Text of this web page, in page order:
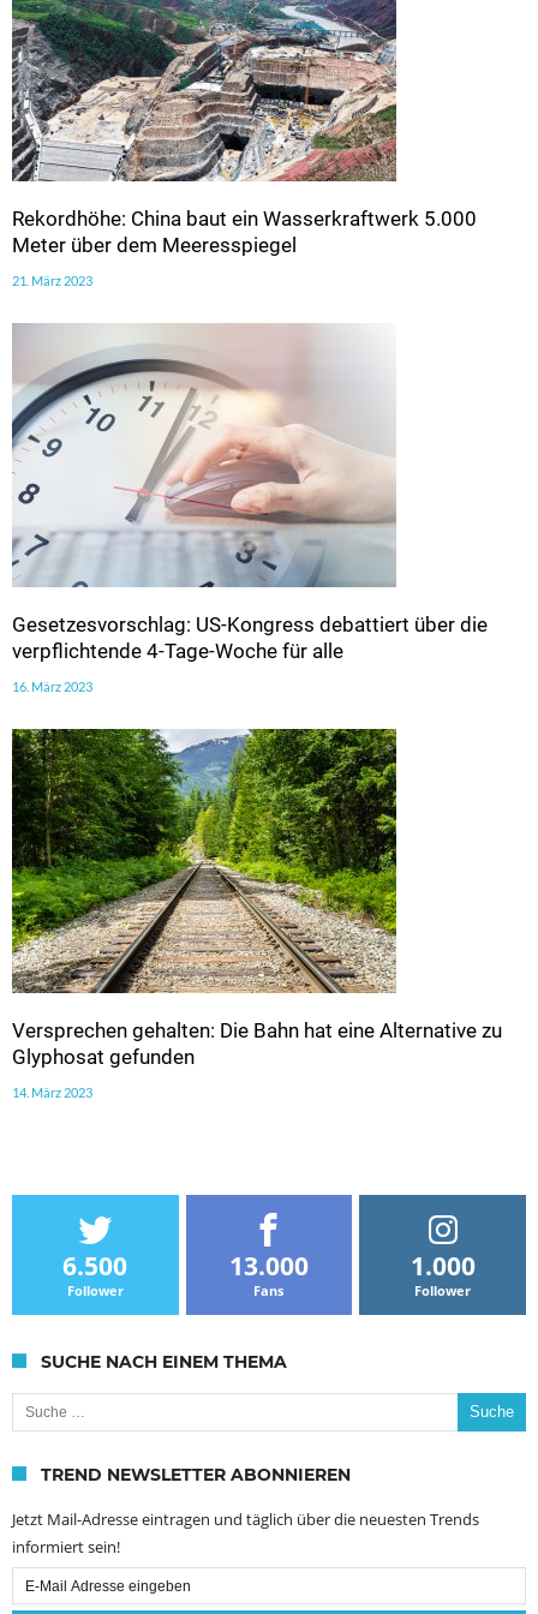
Rekordhöhe: China baut ein Wasserkraftwerk 5.000
Meter über dem Meeresspiegel
21. März 2023
Gesetzesvorschlag: US-Kongress debattiert über die
verpflichtende 4-Tage-Woche für alle
16. März 2023
Versprechen gehalten: Die Bahn hat eine Alternative zu
Glyphosat gefunden
14. März 2023
6.500
Follower
13.000
Fans
1.000
Follower
SUCHE NACH EINEM THEMA
Suche nach:
TREND NEWSLETTER ABONNIEREN
Jetzt Mail-Adresse eintragen und täglich über die neuesten Trends
informiert sein!
Email
Subscription